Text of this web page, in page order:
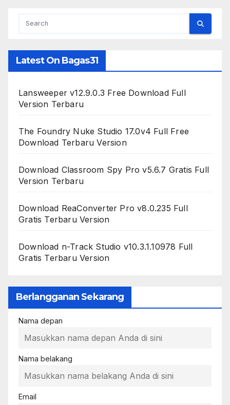
Latest On Bagas31
Lansweeper v12.9.0.3 Free Download Full
Version Terbaru
The Foundry Nuke Studio 17.0v4 Full Free
Download Terbaru Version
Download Classroom Spy Pro v5.6.7 Gratis Full
Version Terbaru
Download ReaConverter Pro v8.0.235 Full
Gratis Terbaru Version
Download n-Track Studio v10.3.1.10978 Full
Gratis Terbaru Version
Berlangganan Sekarang
Nama depan
Nama belakang
Email